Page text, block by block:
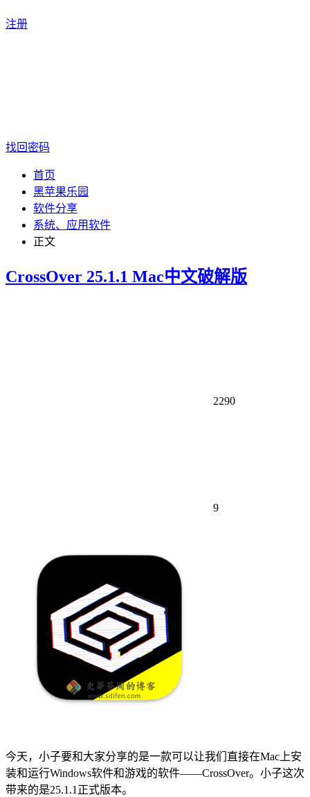
注册
找回密码
首页
黑苹果乐园
软件分享
系统、应用软件
正文
CrossOver 25.1.1 Mac中文破解版
2290
9
今天，小子要和大家分享的是一款可以让我们直接在Mac上安
装和运行Windows软件和游戏的软件——CrossOver。小子这次
带来的是25.1.1正式版本。